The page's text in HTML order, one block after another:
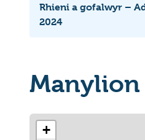
Rhieni a gofalwyr –
2024
Manylion
+